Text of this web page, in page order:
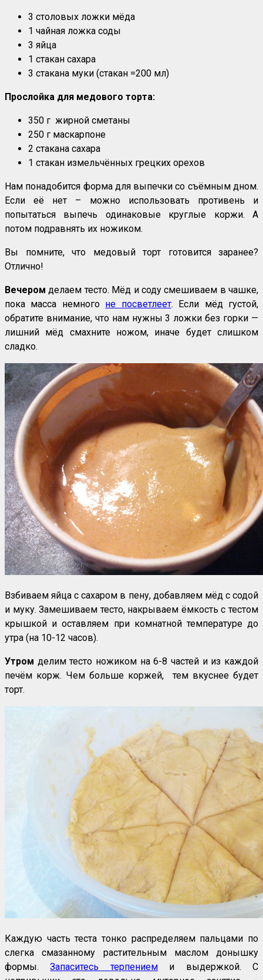
3 столовых ложки мёда
1 чайная ложка соды
3 яйца
1 стакан сахара
3 стакана муки (стакан =200 мл)
Прослойка для медового торта:
350 г жирной сметаны
250 г маскарпоне
2 стакана сахара
1 стакан измельчённых грецких орехов
Нам понадобится форма для выпечки со съёмным дном.
Если её нет – можно использовать противень и
попытаться выпечь одинаковые круглые коржи. А
потом подравнять их ножиком.
Вы помните, что медовый торт готовится заранее?
Отлично!
Вечером делаем тесто. Мёд и соду смешиваем в чашке,
пока масса немного не посветлеет. Если мёд густой,
обратите внимание, что нам нужны 3 ложки без горки —
лишний мёд смахните ножом, иначе будет слишком
сладко.
Взбиваем яйца с сахаром в пену, добавляем мёд с содой
и муку. Замешиваем тесто, накрываем ёмкость с тестом
крышкой и оставляем при комнатной температуре до
утра (на 10-12 часов).
Утром делим тесто ножиком на 6-8 частей и из каждой
печём корж. Чем больше коржей, тем вкуснее будет
торт.
Каждую часть теста тонко распределяем пальцами по
слегка смазанному растительным маслом донышку
формы.Запаситесь терпениеми выдержкой. С